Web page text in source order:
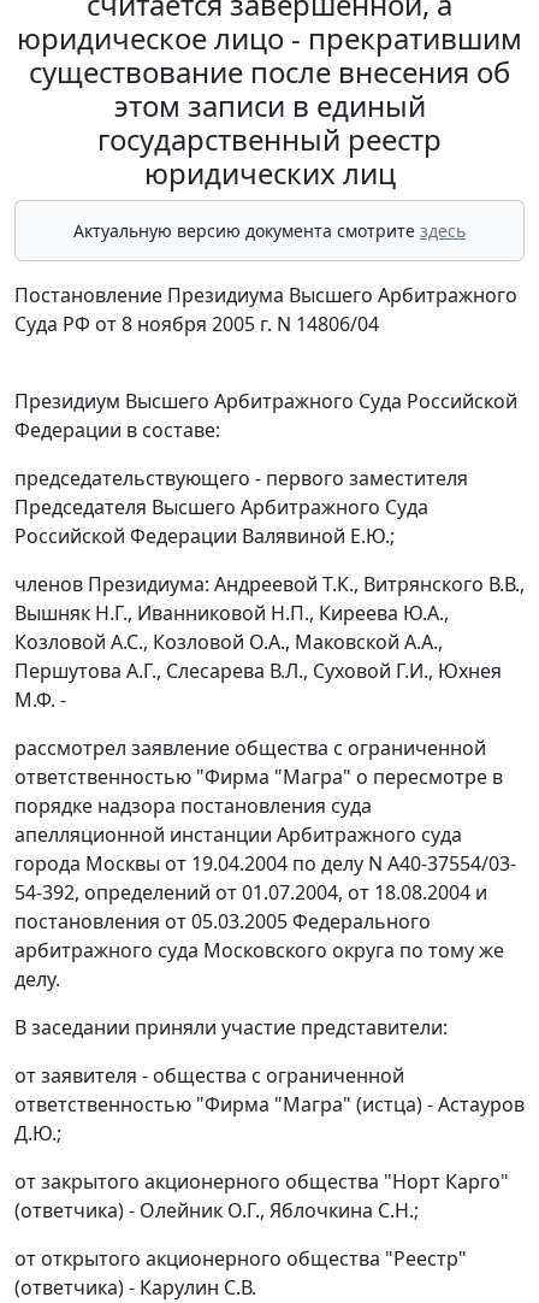
юридическое лицо - прекратившим
существование после внесения об
этом записи в единый
государственный реестр
юридических лиц
Актуальную версию документа смотрите здесь
Постановление Президиума Высшего Арбитражного
Суда РФ от 8 ноября 2005 г. N 14806/04
Президиум Высшего Арбитражного Суда Российской
Федерации в составе:
председательствующего - первого заместителя
Председателя Высшего Арбитражного Суда
Российской Федерации Валявиной Е.Ю.;
членов Президиума: Андреевой Т.К., Витрянского В.В.,
Вышняк Н.Г., Иванниковой Н.П., Киреева Ю.А.,
Козловой А.С., Козловой О.А., Маковской А.А.,
Першутова А.Г., Слесарева В.Л., Суховой Г.И., Юхнея
М.Ф. -
рассмотрел заявление общества с ограниченной
ответственностью "Фирма "Магра" о пересмотре в
порядке надзора постановления суда
апелляционной инстанции Арбитражного суда
города Москвы от 19.04.2004 по делу N А40-37554/03-
54-392, определений от 01.07.2004, от 18.08.2004 и
постановления от 05.03.2005 Федерального
арбитражного суда Московского округа по тому же
делу.
В заседании приняли участие представители:
от заявителя - общества с ограниченной
ответственностью "Фирма "Магра" (истца) - Астауров
Д.Ю.;
от закрытого акционерного общества "Норт Карго"
(ответчика) - Олейник О.Г., Яблочкина С.Н.;
от открытого акционерного общества "Реестр"
(ответчика) - Карулин С.В.